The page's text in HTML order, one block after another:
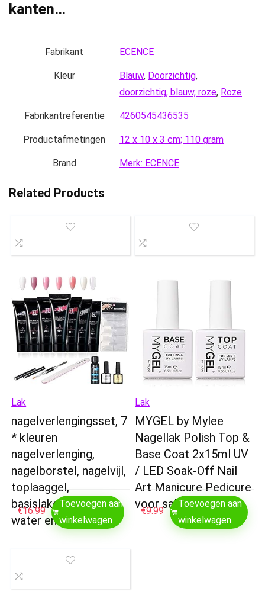
kanten…
Fabrikant ‎ECENCE
Kleur Blauw, Doorzichtig,
doorzichtig, blauw, roze, Roze
Fabrikantreferentie ‎4260545436535
Productafmetingen ‎12 x 10 x 3 cm; 110 gram
Brand Merk: ECENCE
Related Products
Lak
nagelverlengingsset, 7
* kleuren
nagelverlenging,
nagelborstel, nagelvijl,
toplaaggel,
basislakgel, schoon
water en…
€16.99
Toevoegen aan
winkelwagen
Lak
MYGEL by Mylee
Nagellak Polish Top &
Base Coat 2x15ml UV
/ LED Soak-Off Nail
Art Manicure Pedicure
voor salon en…
€9.99
Toevoegen aan
winkelwagen